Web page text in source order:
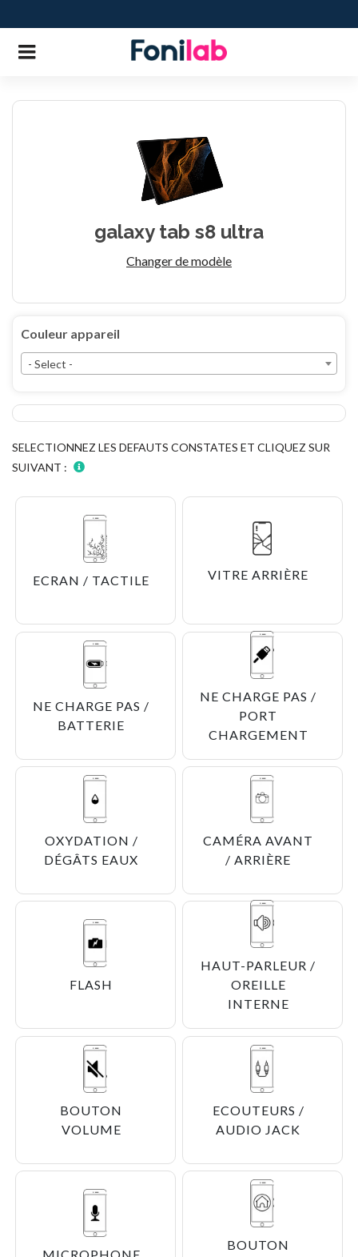
galaxy tab s8 ultra
Changer de modèle
Couleur appareil
- Select -
SELECTIONNEZ LES DEFAUTS CONSTATES ET CLIQUEZ SUR
SUIVANT :
ECRAN / TACTILE VITRE ARRIÈRE
NE CHARGE PAS /
BATTERIE
NE CHARGE PAS /
PORT
CHARGEMENT
OXYDATION /
DÉGÂTS EAUX
CAMÉRA AVANT
/ ARRIÈRE
FLASH
HAUT-PARLEUR /
OREILLE
INTERNE
BOUTON
VOLUME
ECOUTEURS /
AUDIO JACK
BOUTON